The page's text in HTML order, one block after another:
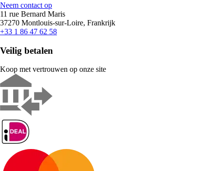
Neem contact op
11 rue Bernard Maris
37270 Montlouis-sur-Loire, Frankrijk
+33 1 86 47 62 58
Veilig betalen
Koop met vertrouwen op onze site